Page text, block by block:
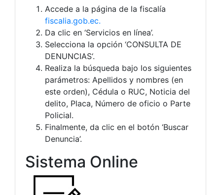
Accede a la página de la fiscalía
fiscalia.gob.ec.
Da clic en ‘Servicios en línea’.
Selecciona la opción ‘CONSULTA DE
DENUNCIAS‘.
Realiza la búsqueda bajo los siguientes
parámetros: Apellidos y nombres (en
este orden), Cédula o RUC, Noticia del
delito, Placa, Número de oficio o Parte
Policial.
Finalmente, da clic en el botón ‘Buscar
Denuncia’.
Sistema Online